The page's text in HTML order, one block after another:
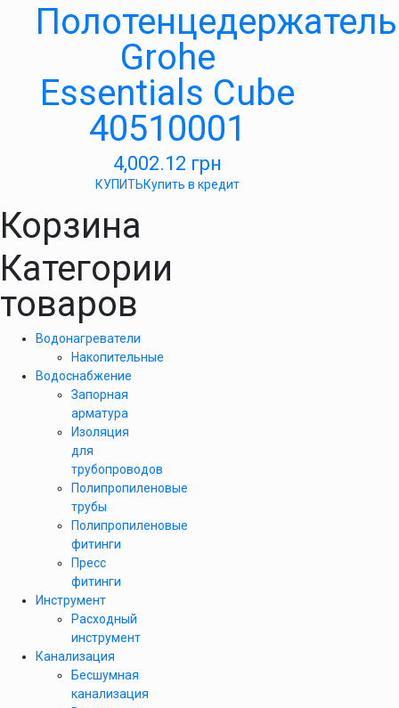
Полотенцедержатель
Grohe
Essentials Cube
40510001
4,002.12 грн
КУПИТЬКупить в кредит
Корзина
Категории
товаров
Водонагреватели
Накопительные
Водоснабжение
Запорная
арматура
Изоляция
для
трубопроводов
Полипропиленовые
трубы
Полипропиленовые
фитинги
Пресс
фитинги
Инструмент
Расходный
инструмент
Канализация
Бесшумная
канализация